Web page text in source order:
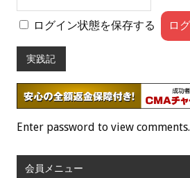
ログイン状態を保存する
実践記
Enter password to view comments.
会員メニュー